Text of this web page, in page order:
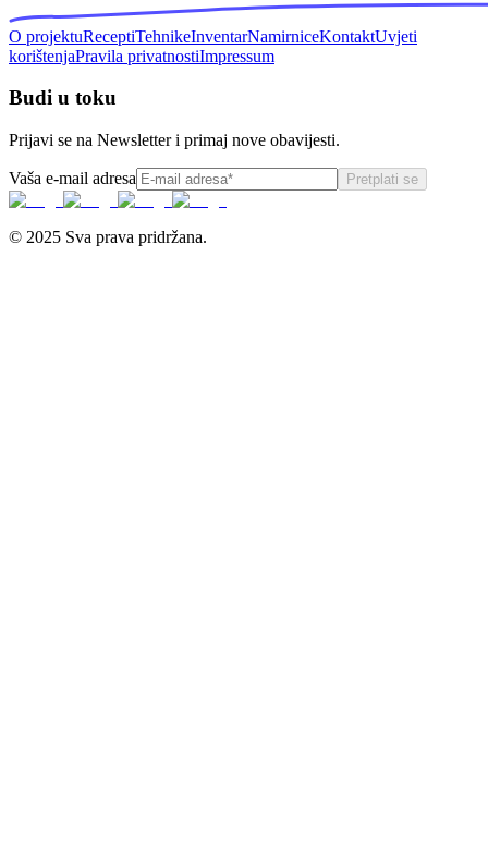
O projektuReceptiTehnikeInventarNamirniceKontaktUvjeti
korištenjaPravila privatnostiImpressum
Budi u toku
Prijavi se na Newsletter i primaj nove obavijesti.
Vaša e-mail adresa Pretplati se
© 2025 Sva prava pridržana.